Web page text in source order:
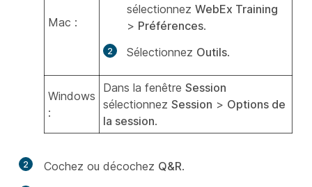
Mac :
sélectionnez WebEx Training
> Préférences.
Sélectionnez Outils.
Windows
:
Dans la fenêtre Session
sélectionnez Session > Options de
la session.
2 Cochez ou décochez Q&R.